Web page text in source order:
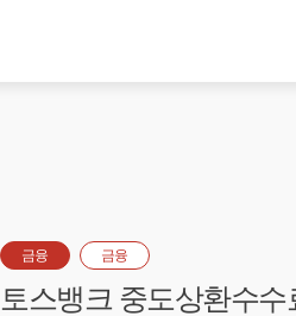
금융 금융
토스뱅크 중도상환수